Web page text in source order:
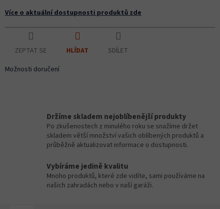
Více o aktuální dostupnosti produktů zde
ZEPTAT SE HLÍDAT
SDÍLET
Možnosti doručení
Držíme skladem nejoblíbenější produkty
Po zkušenostech z minulého roku se snažíme držet
skladem větší množství vašich oblíbených produktů a
průběžně aktualizovat informace o dostupnosti.
Vybíráme jedině kvalitu
Mnoho produktů, které zde vidíte, sami používáme na
našich zahradách nebo v naší garáži.